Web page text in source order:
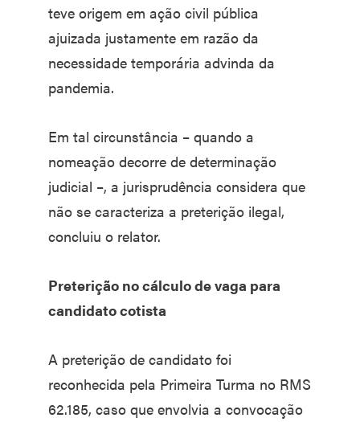
teve origem em ação civil pública
ajuizada justamente em razão da
necessidade temporária advinda da
pandemia.
Em tal circunstância – quando a
nomeação decorre de determinação
judicial –, a jurisprudência considera que
não se caracteriza a preterição ilegal,
concluiu o relator.
Preterição no cálculo de vaga para
candidato cotista
A preterição de candidato foi
reconhecida pela Primeira Turma no RMS
62.185, caso que envolvia a convocação